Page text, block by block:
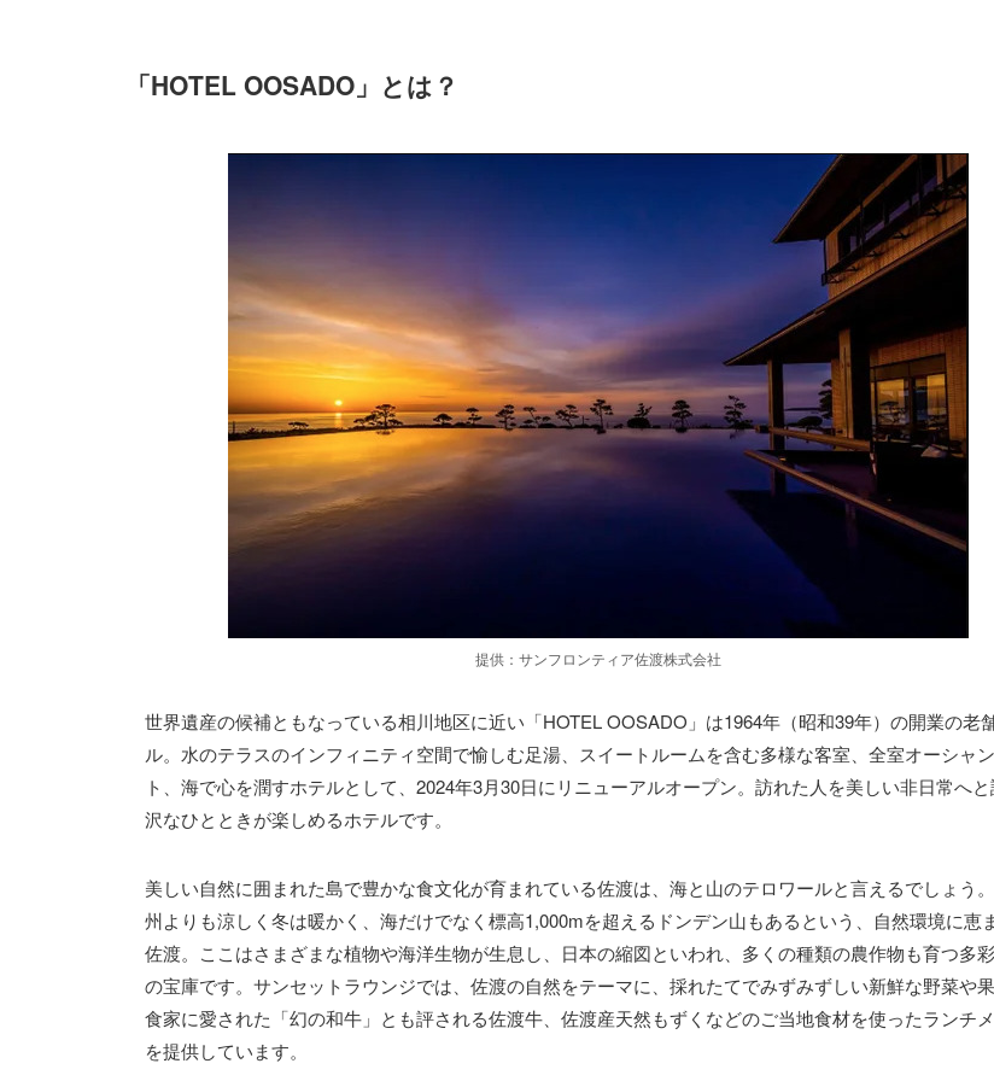
「HOTEL OOSADO 」とは？
提供：サンフロンティア佐渡株式会社
世界遺産の候補ともなっている相川地区に近い「HOTEL OOSADO」は1964年（昭和39年）の開業の老
ル。水のテラスのインフィニティ空間で愉しむ足湯、スイートルームを含む多様な客室、全室オーシャ
ト、海で心を潤すホテルとして、2024年3⽉30⽇にリニューアルオープン。訪れた人を美しい⾮⽇常へ
沢なひとときが楽しめるホテルです。
美しい自然に囲まれた島で豊かな食文化が育まれている佐渡は、海と山のテロワールと言えるでしょう
州よりも涼しく冬は暖かく、海だけでなく標高1,000mを超えるドンデン山もあるという、自然環境に恵
佐渡。ここはさまざまな植物や海洋生物が生息し、日本の縮図といわれ、多くの種類の農作物も育つ多
の宝庫です。サンセットラウンジでは、佐渡の自然をテーマに、採れたてでみずみずしい新鮮な野菜や
食家に愛された「幻の和牛」とも評される佐渡牛、佐渡産天然もずくなどのご当地食材を使ったランチ
を提供しています。